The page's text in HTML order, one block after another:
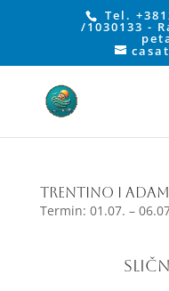
Tel.
/1030133 -
TRENTINO I
Termin: 01.07. –